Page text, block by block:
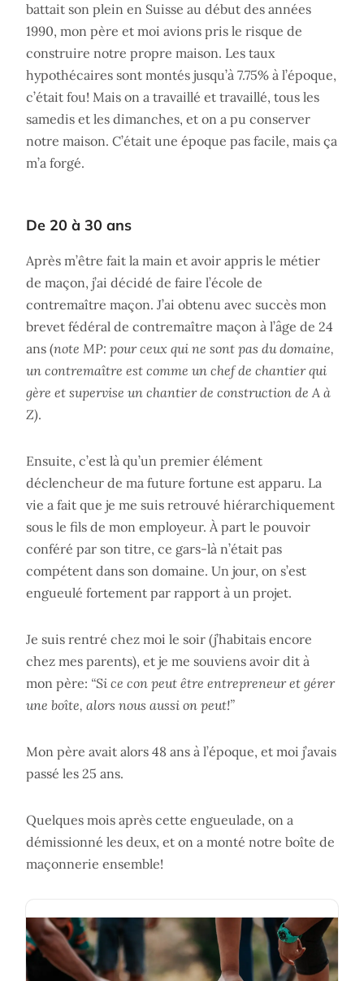
battait son plein en Suisse au début des années
1990, mon père et moi avions pris le risque de
construire notre propre maison. Les taux
hypothécaires sont montés jusqu’à 7.75% à l’époque,
c’était fou! Mais on a travaillé et travaillé, tous les
samedis et les dimanches, et on a pu conserver
notre maison. C’était une époque pas facile, mais ça
m’a forgé.
De 20 à 30 ans
Après m’être fait la main et avoir appris le métier
de maçon, j’ai décidé de faire l’école de
contremaître maçon. J’ai obtenu avec succès mon
brevet fédéral de contremaître maçon à l’âge de 24
ans (note MP: pour ceux qui ne sont pas du domaine,
un contremaître est comme un chef de chantier qui
gère et supervise un chantier de construction de A à
Z).
Ensuite, c’est là qu’un premier élément
déclencheur de ma future fortune est apparu. La
vie a fait que je me suis retrouvé hiérarchiquement
sous le fils de mon employeur. À part le pouvoir
conféré par son titre, ce gars-là n’était pas
compétent dans son domaine. Un jour, on s’est
engueulé fortement par rapport à un projet.
Je suis rentré chez moi le soir (j’habitais encore
chez mes parents), et je me souviens avoir dit à
mon père: “Si ce con peut être entrepreneur et gérer
une boîte, alors nous aussi on peut!”
Mon père avait alors 48 ans à l’époque, et moi j’avais
passé les 25 ans.
Quelques mois après cette engueulade, on a
démissionné les deux, et on a monté notre boîte de
maçonnerie ensemble!